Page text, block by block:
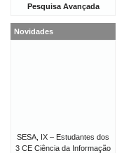
Pesquisa Avançada
Novidades
SESA, IX – Estudantes dos
3 CE Ciência da Informação